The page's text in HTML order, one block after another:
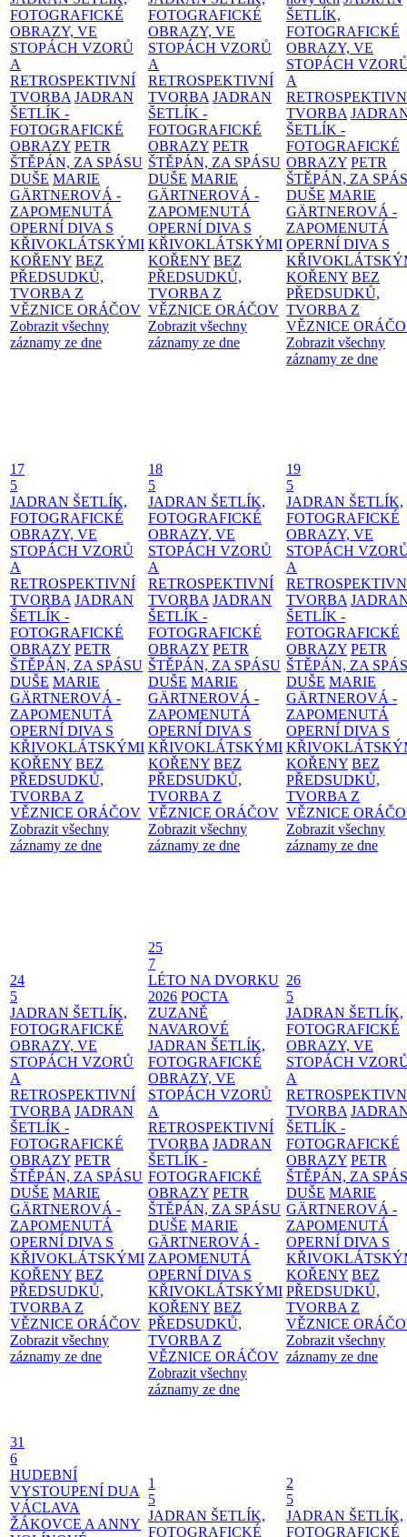
FOTOGRAFICKÉ
OBRAZY, VE
STOPÁCH VZORŮ
A
RETROSPEKTIVNÍ
TVORBA JADRAN
ŠETLÍK -
FOTOGRAFICKÉ
OBRAZY PETR
ŠTĚPÁN, ZA SPÁSU
DUŠE MARIE
GÄRTNEROVÁ -
ZAPOMENUTÁ
OPERNÍ DIVA S
KŘIVOKLÁTSKÝMI
KOŘENY BEZ
PŘEDSUDKŮ,
TVORBA Z
VĚZNICE ORÁČOV
Zobrazit všechny
záznamy ze dne
FOTOGRAFICKÉ
OBRAZY, VE
STOPÁCH VZORŮ
A
RETROSPEKTIVNÍ
TVORBA JADRAN
ŠETLÍK -
FOTOGRAFICKÉ
OBRAZY PETR
ŠTĚPÁN, ZA SPÁSU
DUŠE MARIE
GÄRTNEROVÁ -
ZAPOMENUTÁ
OPERNÍ DIVA S
KŘIVOKLÁTSKÝMI
KOŘENY BEZ
PŘEDSUDKŮ,
TVORBA Z
VĚZNICE ORÁČOV
Zobrazit všechny
záznamy ze dne
ŠETLÍK,
FOTOGRAFICKÉ
OBRAZY, VE
STOPÁCH
A
TVORBA
ŠETLÍK -
FOTOGRAFICKÉ
OBRAZY PETR
ŠTĚPÁN, ZA
DUŠE MARIE
GÄRTNEROVÁ -
ZAPOMENUTÁ
OPERNÍ DIVA S
KOŘENY BEZ
PŘEDSUDKŮ,
TVORBA Z
VĚZNICE
Zobrazit všechny
záznamy ze dne
17
5
JADRAN ŠETLÍK,
FOTOGRAFICKÉ
OBRAZY, VE
STOPÁCH VZORŮ
A
RETROSPEKTIVNÍ
TVORBA JADRAN
ŠETLÍK -
FOTOGRAFICKÉ
OBRAZY PETR
ŠTĚPÁN, ZA SPÁSU
DUŠE MARIE
GÄRTNEROVÁ -
ZAPOMENUTÁ
OPERNÍ DIVA S
KŘIVOKLÁTSKÝMI
KOŘENY BEZ
PŘEDSUDKŮ,
TVORBA Z
VĚZNICE ORÁČOV
Zobrazit všechny
záznamy ze dne
18
5
JADRAN ŠETLÍK,
FOTOGRAFICKÉ
OBRAZY, VE
STOPÁCH VZORŮ
A
RETROSPEKTIVNÍ
TVORBA JADRAN
ŠETLÍK -
FOTOGRAFICKÉ
OBRAZY PETR
ŠTĚPÁN, ZA SPÁSU
DUŠE MARIE
GÄRTNEROVÁ -
ZAPOMENUTÁ
OPERNÍ DIVA S
KŘIVOKLÁTSKÝMI
KOŘENY BEZ
PŘEDSUDKŮ,
TVORBA Z
VĚZNICE ORÁČOV
Zobrazit všechny
záznamy ze dne
19
5
JADRAN ŠETLÍK,
FOTOGRAFICKÉ
OBRAZY, VE
STOPÁCH
A
TVORBA
ŠETLÍK -
FOTOGRAFICKÉ
OBRAZY PETR
ŠTĚPÁN, ZA
DUŠE MARIE
GÄRTNEROVÁ -
ZAPOMENUTÁ
OPERNÍ DIVA S
KOŘENY BEZ
PŘEDSUDKŮ,
TVORBA Z
VĚZNICE
Zobrazit všechny
záznamy ze dne
24
5
JADRAN ŠETLÍK,
FOTOGRAFICKÉ
OBRAZY, VE
STOPÁCH VZORŮ
A
RETROSPEKTIVNÍ
TVORBA JADRAN
ŠETLÍK -
FOTOGRAFICKÉ
OBRAZY PETR
ŠTĚPÁN, ZA SPÁSU
DUŠE MARIE
GÄRTNEROVÁ -
ZAPOMENUTÁ
OPERNÍ DIVA S
KŘIVOKLÁTSKÝMI
KOŘENY BEZ
PŘEDSUDKŮ,
TVORBA Z
VĚZNICE ORÁČOV
Zobrazit všechny
záznamy ze dne
25
7
LÉTO NA DVORKU
2026 POCTA
ZUZANĚ
NAVAROVÉ
JADRAN ŠETLÍK,
FOTOGRAFICKÉ
OBRAZY, VE
STOPÁCH VZORŮ
A
RETROSPEKTIVNÍ
TVORBA JADRAN
ŠETLÍK -
FOTOGRAFICKÉ
OBRAZY PETR
ŠTĚPÁN, ZA SPÁSU
DUŠE MARIE
GÄRTNEROVÁ -
ZAPOMENUTÁ
OPERNÍ DIVA S
KŘIVOKLÁTSKÝMI
KOŘENY BEZ
PŘEDSUDKŮ,
TVORBA Z
VĚZNICE ORÁČOV
Zobrazit všechny
záznamy ze dne
26
5
JADRAN ŠETLÍK,
FOTOGRAFICKÉ
OBRAZY, VE
STOPÁCH
A
TVORBA
ŠETLÍK -
FOTOGRAFICKÉ
OBRAZY PETR
ŠTĚPÁN, ZA
DUŠE MARIE
GÄRTNEROVÁ -
ZAPOMENUTÁ
OPERNÍ DIVA S
KOŘENY BEZ
PŘEDSUDKŮ,
TVORBA Z
VĚZNICE
Zobrazit všechny
záznamy ze dne
31
6
HUDEBNÍ
VYSTOUPENÍ DUA
VÁCLAVA
ŽÁKOVCE A ANNY
1
5
JADRAN ŠETLÍK,
FOTOGRAFICKÉ
2
5
JADRAN ŠETLÍK,
FOTOGRAFICKÉ